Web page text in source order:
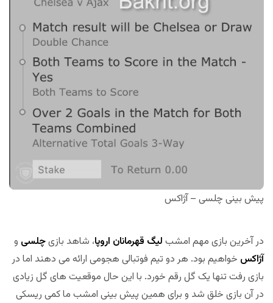
پیش بینی چلسی – آژاکس
در آخرین بازی مهم امشب لیگ قهرمانان اروپا، شاهد بازیچلسی و
آژاکس خواهیم بود. هر دو تیم فوتبالی هجومی ارائه می دهند اما در
بازی رفت تنها یک گل رقم خورد. با این حال موقعیت های گل زیادی
در آن بازی خلق شد و برای همین پیش بینی امشب ما کمی ریسکی